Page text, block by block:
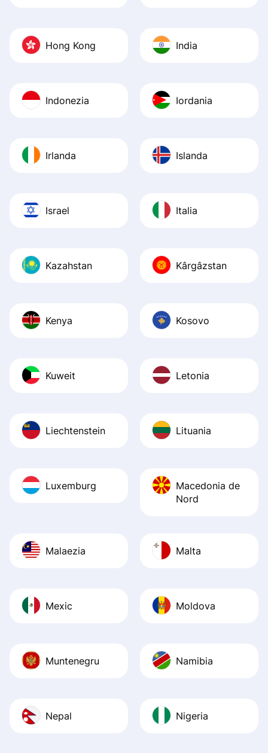
Hong Kong India
Indonezia Iordania
Irlanda Islanda
Israel Italia
Kazahstan Kârgâzstan
Kenya Kosovo
Kuweit Letonia
Liechtenstein Lituania
Luxemburg
Macedonia de
Nord
Malaezia Malta
Mexic Moldova
Muntenegru Namibia
Nepal Nigeria